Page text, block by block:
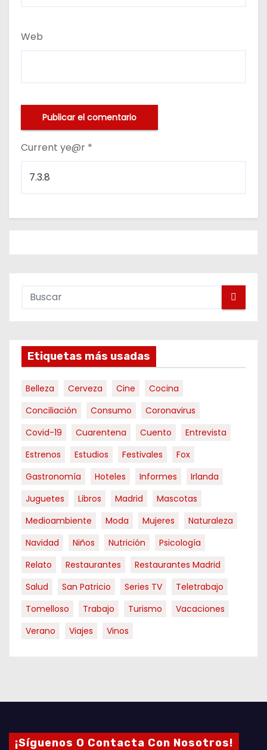
Web
Current ye@r *
Etiquetas más usadas
Belleza Cerveza Cine
Cocina
Conciliación
Consumo
Coronavirus
Covid-19
Cuarentena Cuento
Entrevista
Estrenos
Estudios Festivales
Fox
Gastronomía
Hoteles Informes
Irlanda
Juguetes
Libros Madrid
Mascotas
Medioambiente
Moda Mujeres
Naturaleza
Navidad
Niños Nutrición
Psicología
Relato
Restaurantes
Restaurantes Madrid
Salud
San Patricio Series TV
Teletrabajo
Tomelloso
Trabajo Turismo
Vacaciones
Verano
Viajes Vinos
¡Síguenos O Contacta Con Nosotros!